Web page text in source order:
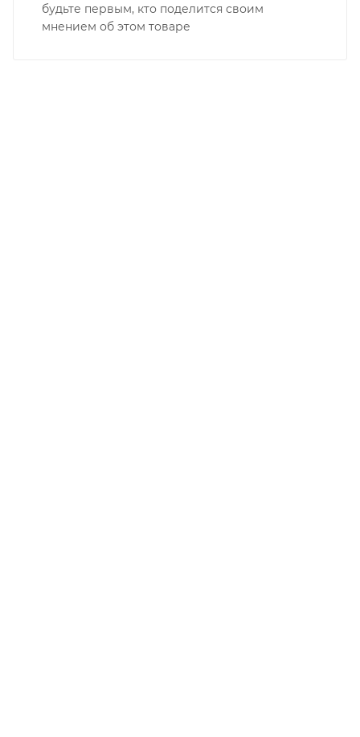
будьте первым, кто поделится своим
мнением об этом товаре